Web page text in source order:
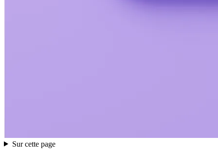
Sur cette page